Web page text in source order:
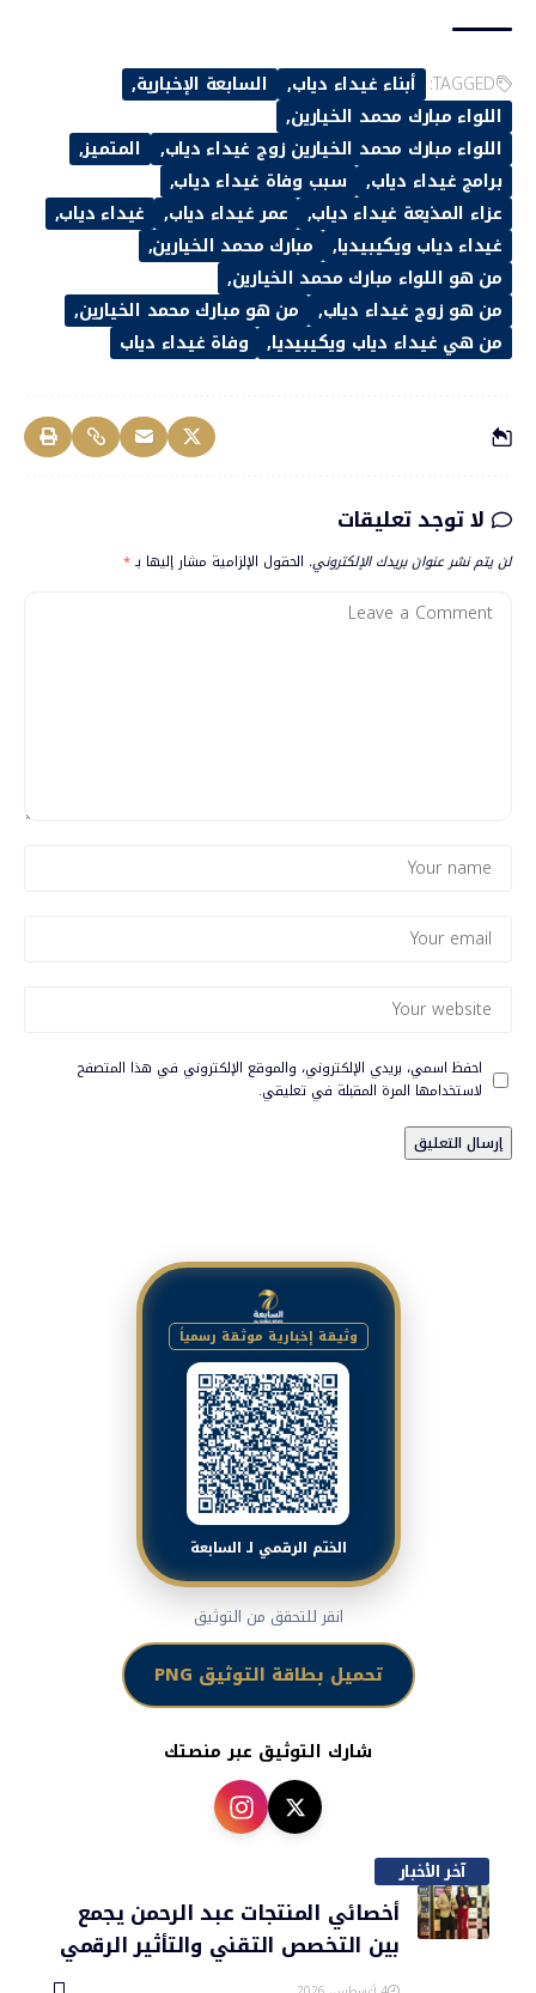
TAGGED: أبناء غيداء دياب
السابعة الإخبارية
اللواء مبارك محمد الخيارين
اللواء مبارك محمد الخيارين زوج غيداء دياب
المتميز
برامج غيداء دياب
سبب وفاة غيداء دياب
عزاء المذيعة غيداء دياب
عمر غيداء دياب
غيداء دياب
غيداء دياب ويكيبيديا
مبارك محمد الخيارين
من هو اللواء مبارك محمد الخيارين
من هو زوج غيداء دياب
من هو مبارك محمد الخيارين
من هي غيداء دياب ويكيبيديا
وفاة غيداء دياب
لا توجد تعليقات
لن يتم نشر عنوان بريدك الإلكتروني. الحقول الإلزامية مشار إليها بـ*
احفظ اسمي، بريدي الإلكتروني، والموقع الإلكتروني في هذا المتصفح
لاستخدامها المرة المقبلة في تعليقي.
وثيقة إخبارية موثقة رسمياً
الختم الرقمي لـ السابعة
انقر للتحقق من التوثيق
تحميل بطاقة التوثيق PNG
شارك التوثيق عبر منصتك
آخر الأخبار
أخصائي المنتجات عبد الرحمن يجمع
بين التخصص التقني والتأثير الرقمي